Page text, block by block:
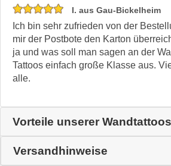
I. aus Gau-Bickelheim
Ich bin sehr zufrieden von der
mir der Postbote den Karton
ja und was soll man sagen an der
Tattoos einfach große Klasse aus.
alle.
Vorteile unserer Wandtattoos
Versandhinweise